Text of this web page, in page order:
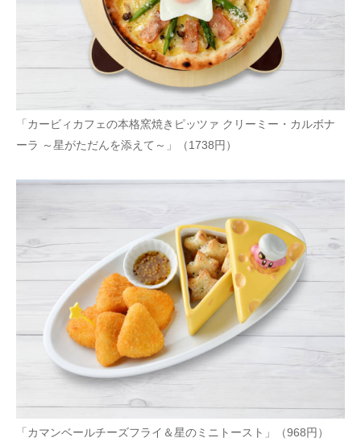
「カービィカフェの本格窯焼きピッツァ クリーミー・カルボナ
ーラ ～星がただんを添えて～」（1738円）
「カマンベールチーズフライ＆星のミニトースト」（968円）